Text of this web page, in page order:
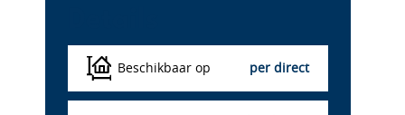
Beschikbaar op per direct